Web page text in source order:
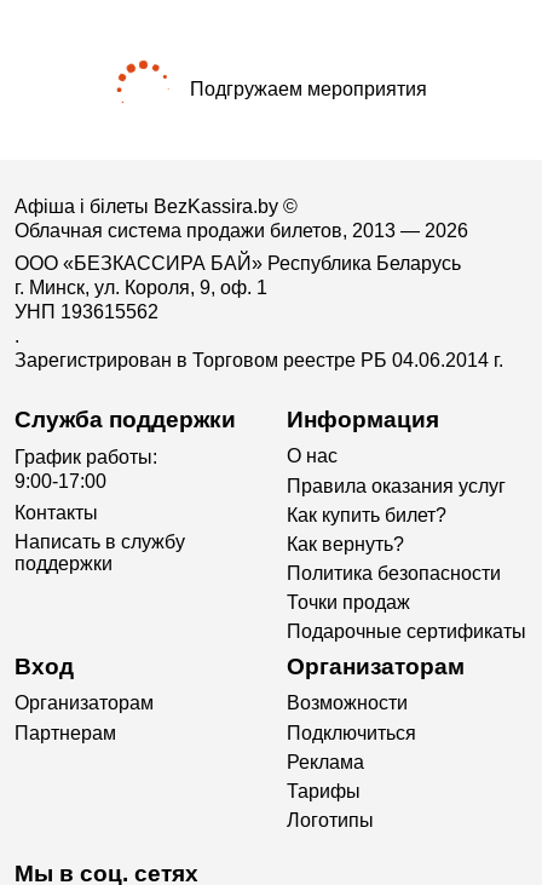
Подгружаем мероприятия
Афіша і білеты BezKassira.by ©
Облачная система продажи билетов, 2013 — 2026
ООО «БЕЗКАССИРА БАЙ» Республика Беларусь
г. Минск, ул. Короля, 9, оф. 1
УНП 193615562
.
Зарегистрирован в Торговом реестре РБ 04.06.2014 г.
Служба поддержки
График работы:
9:00-17:00
Контакты
Написать в службу
поддержки
Информация
О нас
Правила оказания услуг
Как купить билет?
Как вернуть?
Политика безопасности
Точки продаж
Подарочные сертификаты
Вход
Организаторам
Партнерам
Организаторам
Возможности
Подключиться
Реклама
Тарифы
Логотипы
Мы в соц. сетях